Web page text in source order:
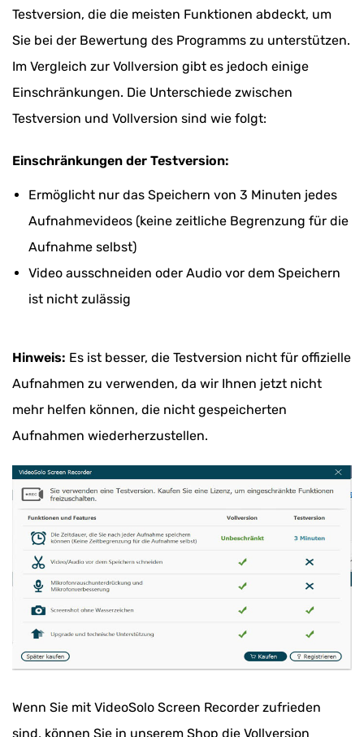
Testversion, die die meisten Funktionen abdeckt, um
Sie bei der Bewertung des Programms zu unterstützen.
Im Vergleich zur Vollversion gibt es jedoch einige
Einschränkungen. Die Unterschiede zwischen
Testversion und Vollversion sind wie folgt:
Einschränkungen der Testversion:
Ermöglicht nur das Speichern von 3 Minuten jedes
Aufnahmevideos (keine zeitliche Begrenzung für die
Aufnahme selbst)
Video ausschneiden oder Audio vor dem Speichern
ist nicht zulässig
Hinweis: Es ist besser, die Testversion nicht für offizielle
Aufnahmen zu verwenden, da wir Ihnen jetzt nicht
mehr helfen können, die nicht gespeicherten
Aufnahmen wiederherzustellen.
Wenn Sie mit VideoSolo Screen Recorder zufrieden
sind, können Sie in unserem Shop die Vollversion